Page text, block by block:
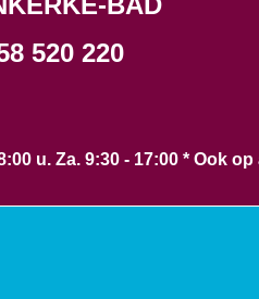
520 220
u. Za. 9:30 - 17:00 * Ook